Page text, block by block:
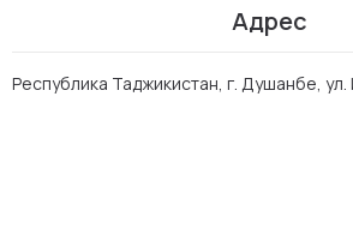
Адрес
Республика Таджикистан, г. Душанбе, ул.